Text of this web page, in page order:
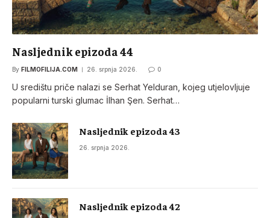
Nasljednik epizoda 44
By FILMOFILIJA.COM 26. srpnja 2026. 0
U središtu priče nalazi se Serhat Yelduran, kojeg utjelovljuje
popularni turski glumac İlhan Şen. Serhat…
Nasljednik epizoda 43
26. srpnja 2026.
Nasljednik epizoda 42